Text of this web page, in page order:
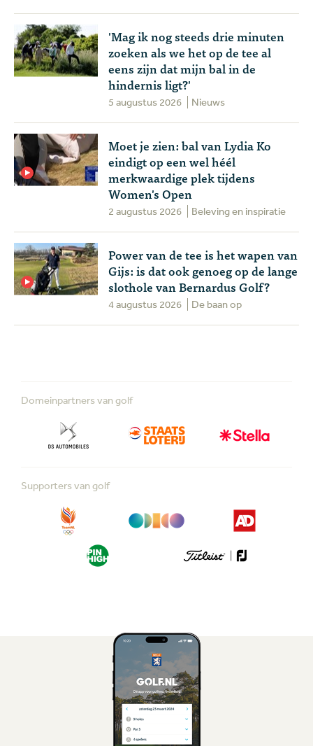
'Mag ik nog steeds drie minuten
zoeken als we het op de tee al
eens zijn dat mijn bal in de
hindernis ligt?'
5 augustus 2026 Nieuws
Moet je zien: bal van Lydia Ko
eindigt op een wel héél
merkwaardige plek tijdens
Women's Open
2 augustus 2026 Beleving en inspiratie
Power van de tee is het wapen van
Gijs: is dat ook genoeg op de lange
slothole van Bernardus Golf?
4 augustus 2026 De baan op
Domeinpartners van golf
Supporters van golf